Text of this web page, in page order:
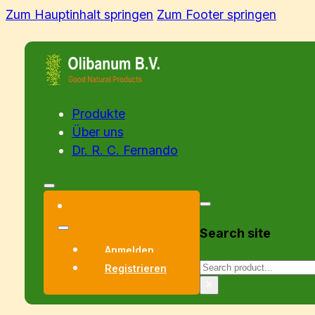
Zum Hauptinhalt springen Zum Footer springen
Produkte
Über uns
Dr. R. C. Fernando
Anmelden
Registrieren
Search site
Suchen